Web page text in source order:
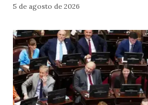
5 de agosto de 2026